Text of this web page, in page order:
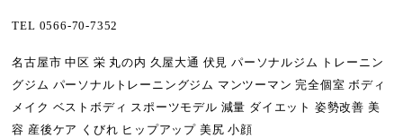
TEL 0566-70-7352
名古屋市 中区 栄 丸の内 久屋大通 伏見 パーソナルジム トレーニン
グジム パーソナルトレーニングジム マンツーマン 完全個室 ボディ
メイク ベストボディ スポーツモデル 減量 ダイエット 姿勢改善 美
容 産後ケア くびれ ヒップアップ 美尻 小顔